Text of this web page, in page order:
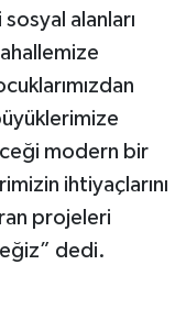
alanları
modern bir
ihtiyaçlarını
projeleri
dedi.